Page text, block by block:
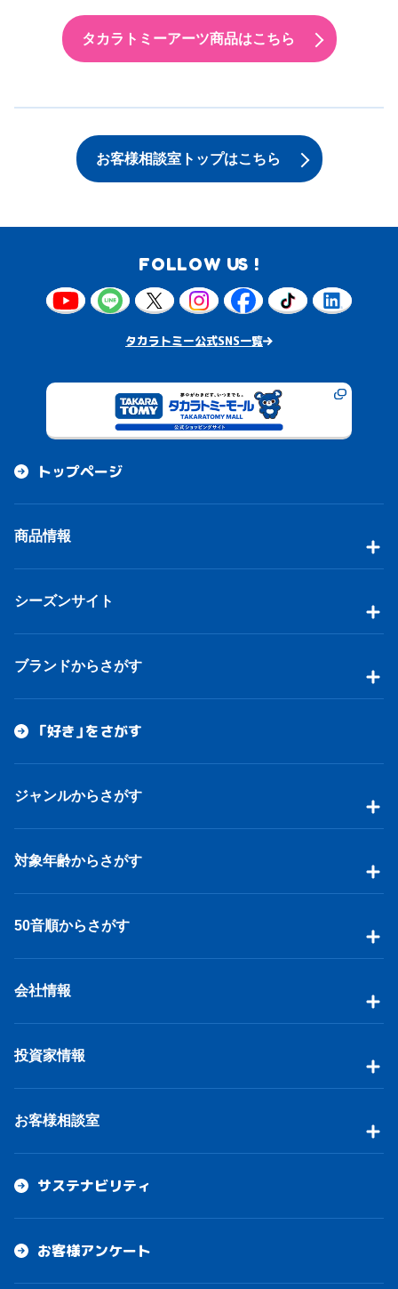
タカラトミーアーツ商品はこちら
お客様相談室トップはこちら
FOLLOW US !
タカラトミー公式SNS一覧
トップページ
商品情報
シーズンサイト
ブランドからさがす
「好き」をさがす
ジャンルからさがす
対象年齢からさがす
50音順からさがす
会社情報
投資家情報
お客様相談室
サステナビリティ
お客様アンケート